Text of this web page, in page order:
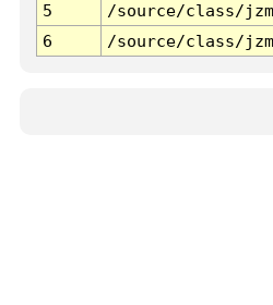
5
/source/class/
6
/source/class/